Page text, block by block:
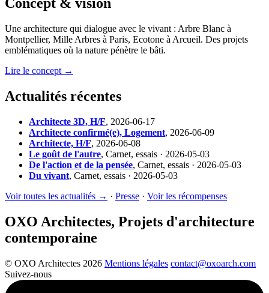
Concept & vision
Une architecture qui dialogue avec le vivant : Arbre Blanc à
Montpellier, Mille Arbres à Paris, Ecotone à Arcueil. Des projets
emblématiques où la nature pénètre le bâti.
Lire le concept →
Actualités récentes
Architecte 3D, H/F, 2026-06-17
Architecte confirmé(e), Logement, 2026-06-09
Architecte, H/F, 2026-06-08
Le goût de l'autre, Carnet, essais · 2026-05-03
De l'action et de la pensée, Carnet, essais · 2026-05-03
Du vivant, Carnet, essais · 2026-05-03
Voir toutes les actualités → · Presse · Voir les récompenses
OXO Architectes, Projets d'architecture
contemporaine
© OXO Architectes 2026 Mentions légales contact@oxoarch.com
Suivez-nous